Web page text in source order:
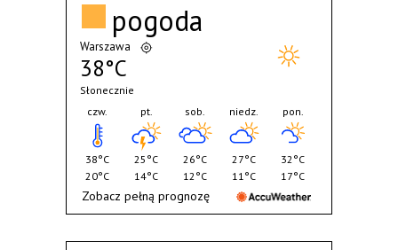
pogoda
Warszawa
38°C
Słonecznie
czw.
38°C
20°C
pt.
25°C
14°C
sob.
26°C
12°C
niedz.
27°C
11°C
pon.
32°C
17°C
Zobacz pełną prognozę